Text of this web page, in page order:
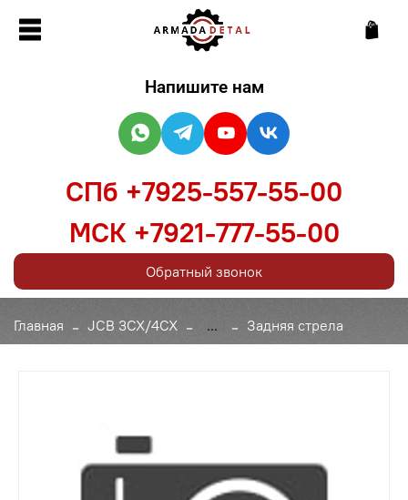
Главная JCB 3CX/4CX ... Задняя стрела
Напишите нам
СПб +7925-557-55-00
МСК +7921-777-55-00
Обратный звонок